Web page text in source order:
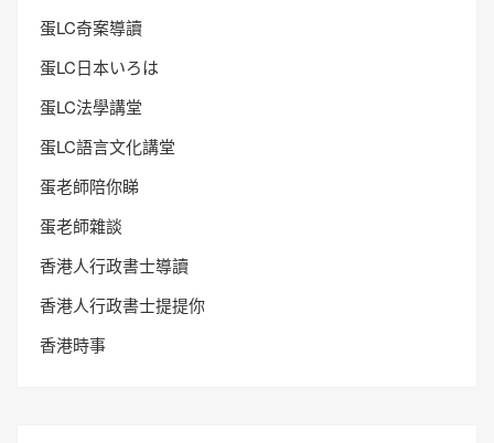
蛋LC奇案導讀
蛋LC日本いろは
蛋LC法學講堂
蛋LC語言文化講堂
蛋老師陪你睇
蛋老師雜談
香港人行政書士導讀
香港人行政書士提提你
香港時事